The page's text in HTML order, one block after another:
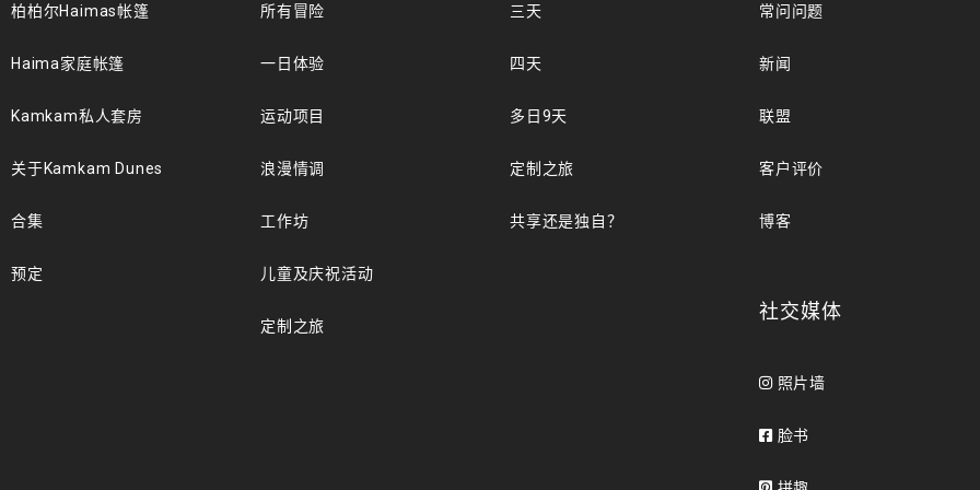
柏柏尔Haimas帐篷
Haima家庭帐篷
Kamkam私人套房
关于Kamkam Dunes
合集
预定
所有冒险
一日体验
运动项目
浪漫情调
工作坊
儿童及庆祝活动
定制之旅
三天
四天
多日9天
定制之旅
共享还是独自？
常问问题
新闻
联盟
客户评价
博客
社交媒体
照片墙
脸书